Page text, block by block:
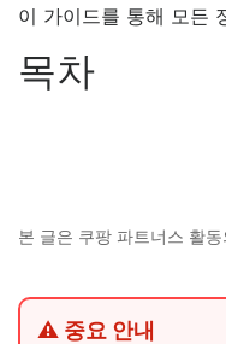
이 가이드를 통해 모든
목차
본 글은 쿠팡 파트너스 활
⚠ 중요 안내